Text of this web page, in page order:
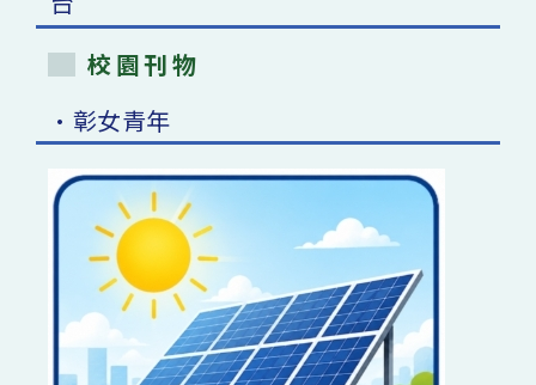
校園刊物
•彰女青年